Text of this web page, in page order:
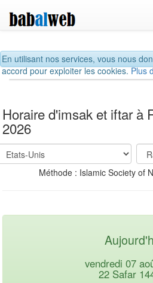
En utilisant nos services, vous nous
accord pour exploiter les cookies.Plus
Horaire d'imsak et iftar à
2026
Méthode : Islamic Society of
vendredi 07
22 Safar